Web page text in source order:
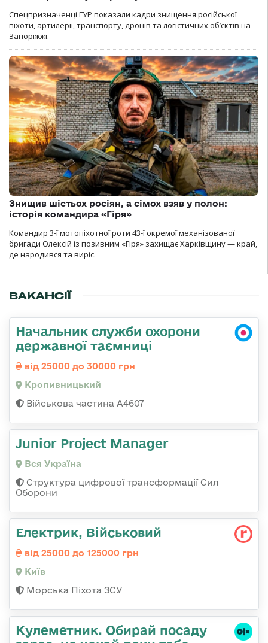
Спецпризначенці ГУР показали кадри знищення російської
піхоти, артилерії, транспорту, дронів та логістичних об’єктів на
Запоріжжі.
Знищив шістьох росіян, а сімох взяв у полон:
історія командира «Гіря»
Командир 3-ї мотопіхотної роти 43-ї окремої механізованої
бригади Олексій із позивним «Гіря» захищає Харківщину — край,
де народився та виріс.
ВАКАНСІЇ
Начальник служби охорони
державної таємниці
від 25000 до 30000 грн
Кропивницький
Військова частина А4607
Junior Project Manager
Вся Україна
Структура цифрової трансформації Сил
Оборони
Електрик, Військовий
від 25000 до 125000 грн
Київ
Морська Піхота ЗСУ
Кулеметник. Обирай посаду